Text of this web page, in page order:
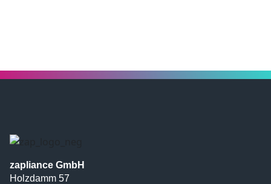
zapliance GmbH
Holzdamm 57